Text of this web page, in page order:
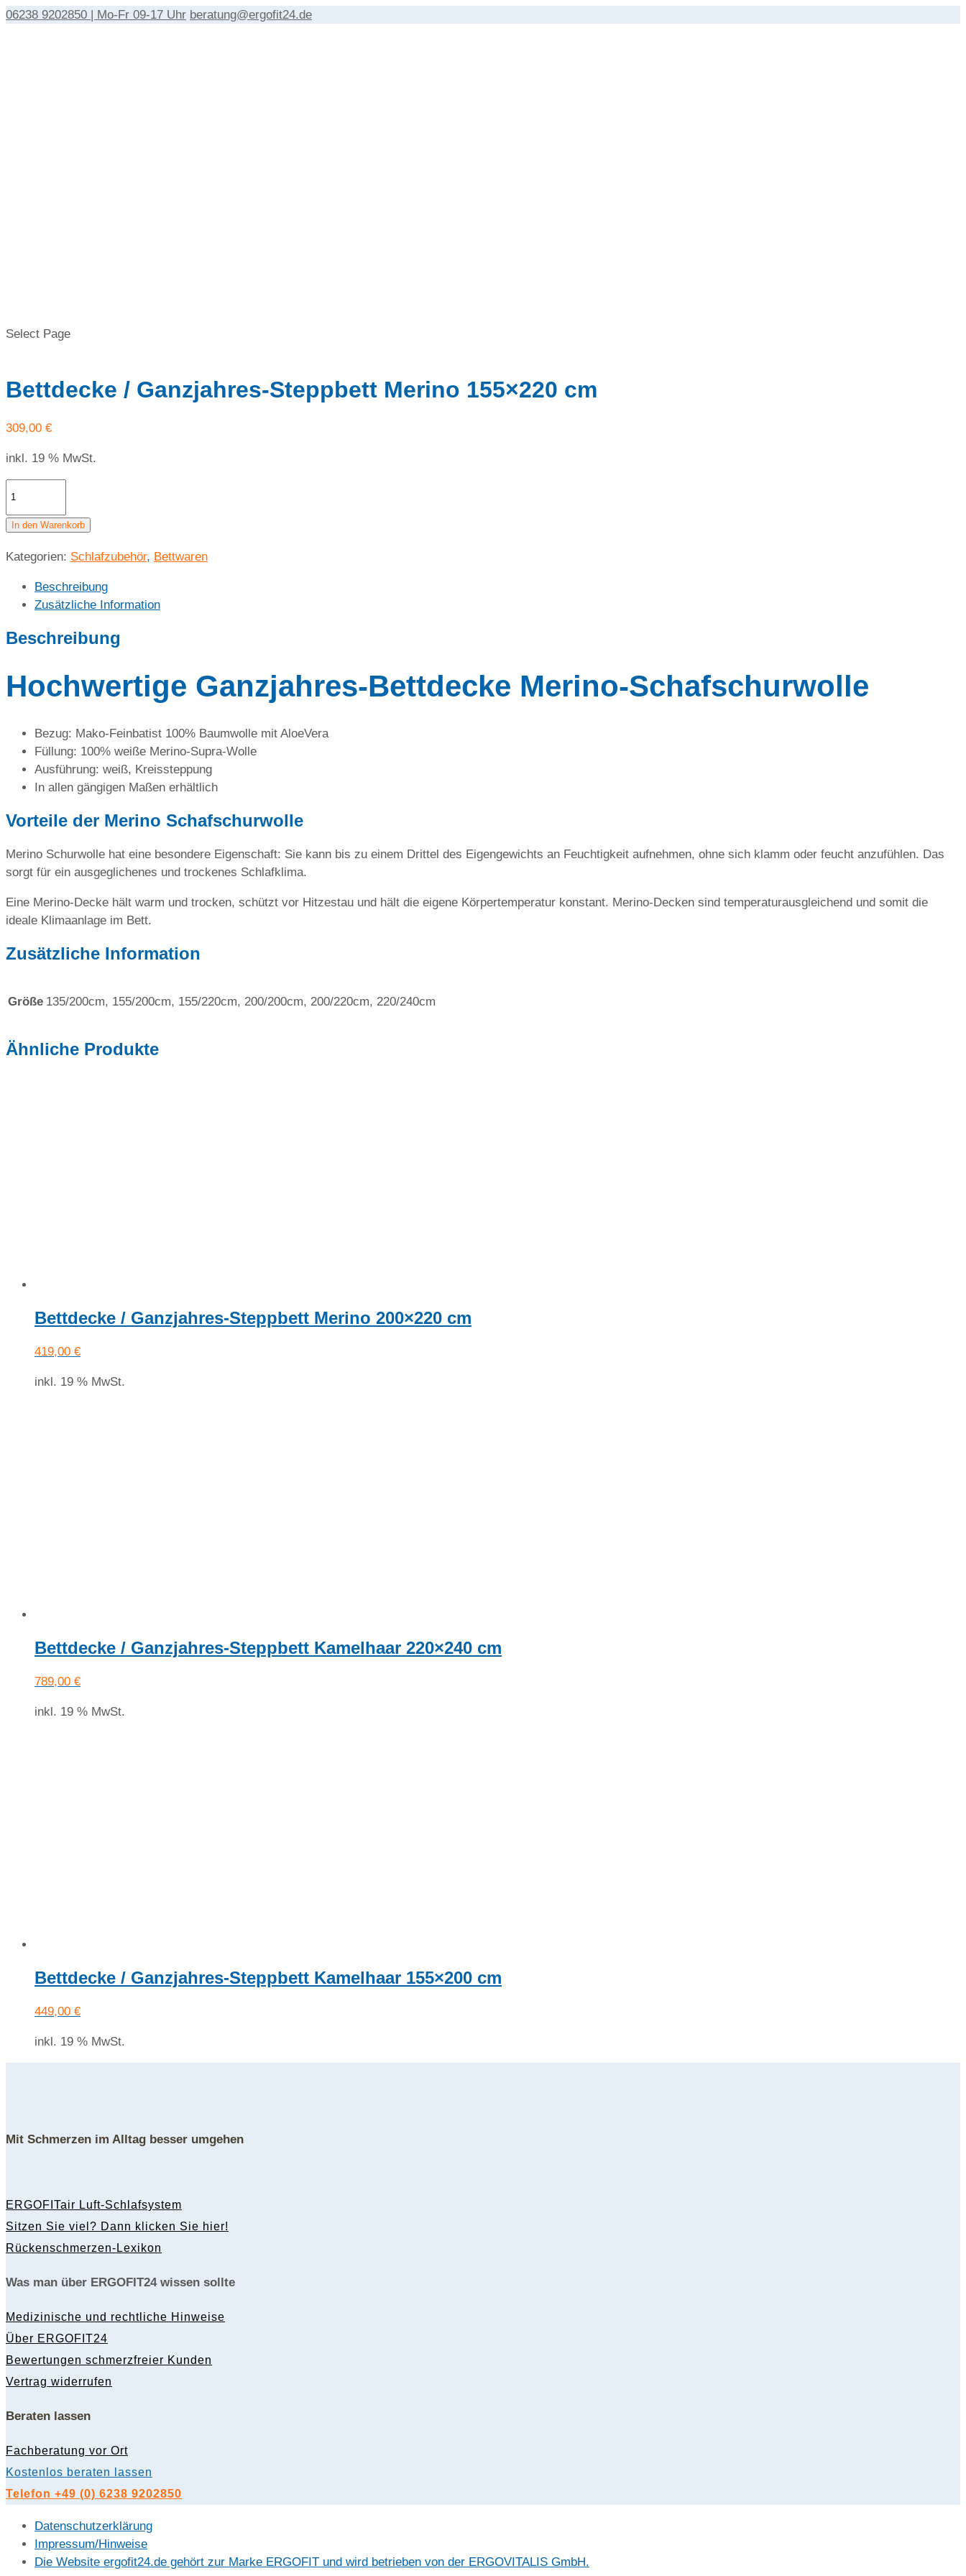
06238 9202850 | Mo-Fr 09-17 Uhr beratung@ergofit24.de
Select Page
Bettdecke / Ganzjahres-Steppbett Merino 155×220 cm
309,00 €
inkl. 19 % MwSt.
Ganzjahres-
Merino
Menge
In den Warenkorb
Kategorien: Schlafzubehör, Bettwaren
Beschreibung
Zusätzliche Information
Beschreibung
Hochwertige Ganzjahres-Bettdecke Merino-Schafschurwolle
Bezug: Mako-Feinbatist 100% Baumwolle mit AloeVera
Füllung: 100% weiße Merino-Supra-Wolle
Ausführung: weiß, Kreissteppung
In allen gängigen Maßen erhältlich
Vorteile der Merino Schafschurwolle
Merino Schurwolle hat eine besondere Eigenschaft: Sie kann bis zu einem Drittel des Eigengewichts an Feuchtigkeit aufnehmen, ohne sich klamm oder feucht anzufühlen. Das
sorgt für ein ausgeglichenes und trockenes Schlafklima.
Eine Merino-Decke hält warm und trocken, schützt vor Hitzestau und hält die eigene Körpertemperatur konstant. Merino-Decken sind temperaturausgleichend und somit die
ideale Klimaanlage im Bett.
Zusätzliche Information
Größe 135/200cm, 155/200cm, 155/220cm, 200/200cm, 200/220cm, 220/240cm
Ähnliche Produkte
Bettdecke / Ganzjahres-Steppbett Merino 200×220 cm
419,00 €
inkl. 19 % MwSt.
Bettdecke / Ganzjahres-Steppbett Kamelhaar 220×240 cm
789,00 €
inkl. 19 % MwSt.
Bettdecke / Ganzjahres-Steppbett Kamelhaar 155×200 cm
449,00 €
inkl. 19 % MwSt.
Mit Schmerzen im Alltag besser umgehen
ERGOFITair Luft-Schlafsystem
Sitzen Sie viel? Dann klicken Sie hier!
Rückenschmerzen-Lexikon
Was man über ERGOFIT24 wissen sollte
Medizinische und rechtliche Hinweise
Über ERGOFIT24
Bewertungen schmerzfreier Kunden
Vertrag widerrufen
Beraten lassen
Fachberatung vor Ort
Kostenlos beraten lassen
Telefon +49 (0) 6238 9202850
Datenschutzerklärung
Impressum/Hinweise
Die Website ergofit24.de gehört zur Marke ERGOFIT und wird betrieben von der ERGOVITALIS GmbH.